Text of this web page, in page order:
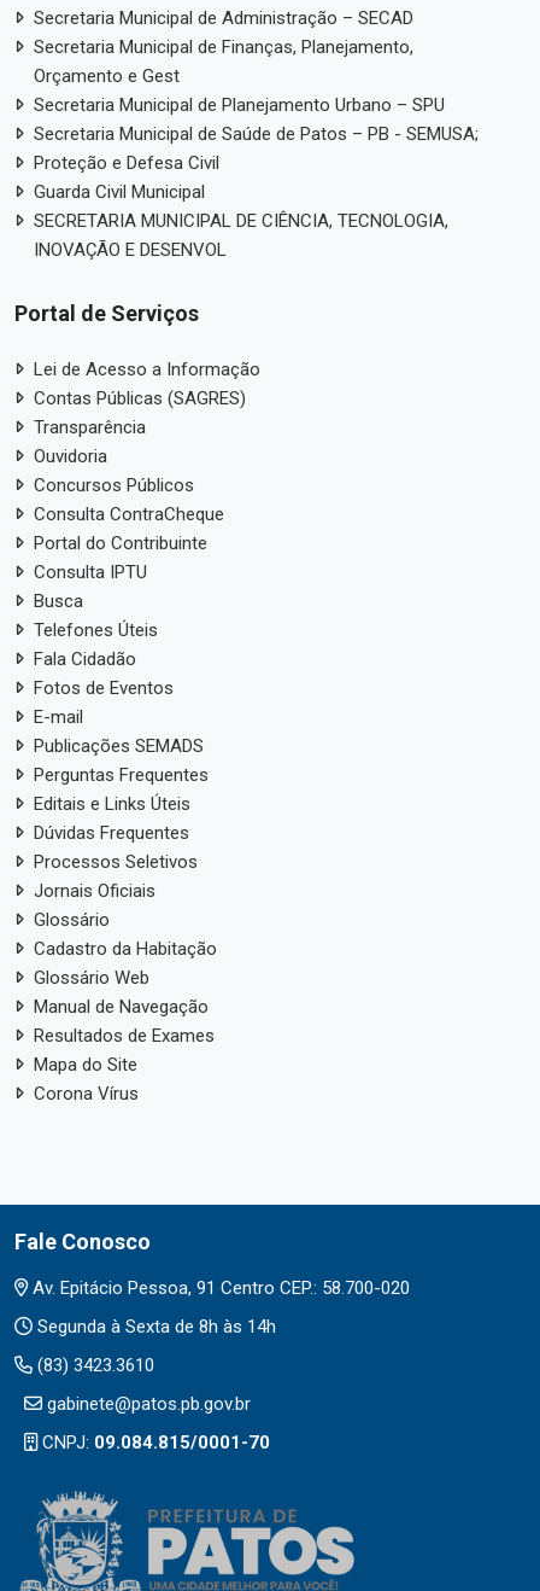
Secretaria Municipal de Administração – SECAD
Secretaria Municipal de Finanças, Planejamento,
Orçamento e Gest
Secretaria Municipal de Planejamento Urbano – SPU
Secretaria Municipal de Saúde de Patos – PB - SEMUSA;
Proteção e Defesa Civil
Guarda Civil Municipal
SECRETARIA MUNICIPAL DE CIÊNCIA, TECNOLOGIA,
INOVAÇÃO E DESENVOL
Portal de Serviços
Lei de Acesso a Informação
Contas Públicas (SAGRES)
Transparência
Ouvidoria
Concursos Públicos
Consulta ContraCheque
Portal do Contribuinte
Consulta IPTU
Busca
Telefones Úteis
Fala Cidadão
Fotos de Eventos
E-mail
Publicações SEMADS
Perguntas Frequentes
Editais e Links Úteis
Dúvidas Frequentes
Processos Seletivos
Jornais Oficiais
Glossário
Cadastro da Habitação
Glossário Web
Manual de Navegação
Resultados de Exames
Mapa do Site
Corona Vírus
Fale Conosco
Av. Epitácio Pessoa, 91 Centro CEP.: 58.700-020
Segunda à Sexta de 8h às 14h
(83) 3423.3610
gabinete@patos.pb.gov.br
CNPJ: 09.084.815/0001-70